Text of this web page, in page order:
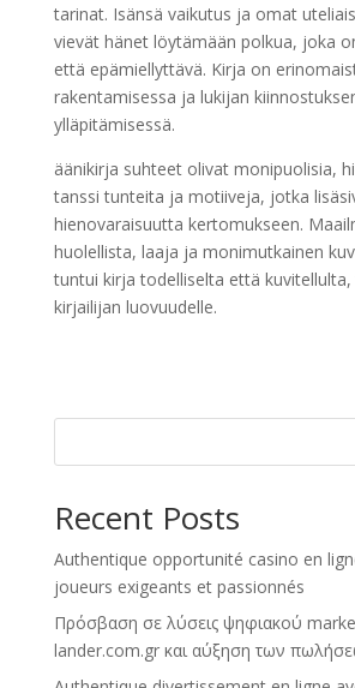
tarinat. Isänsä vaikutus ja omat
vievät hänet löytämään polkua, joka
että epämiellyttävä. Kirja on
rakentamisessa ja lukijan
ylläpitämisessä.
äänikirja suhteet olivat monipuolisia,
tanssi tunteita ja motiiveja, jotka
hienovaraisuutta kertomukseen.
huolellista, laaja ja monimutkainen
tuntui kirja todelliselta että
kirjailijan luovuudelle.
Recent Posts
Authentique opportunité casino en
joueurs exigeants et passionnés
Πρόσβαση σε λύσεις ψηφιακού
lander.com.gr και αύξηση των